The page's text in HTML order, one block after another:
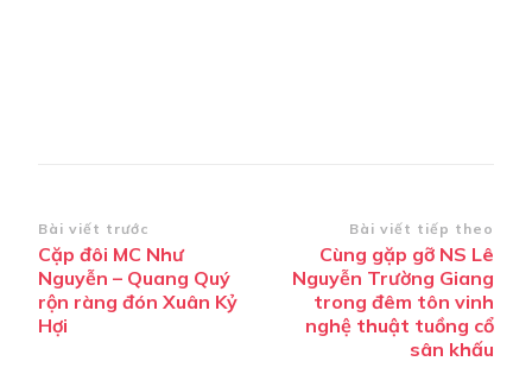
Điều
hướng
bài
viết
Bài viết trước
Cặp đôi MC Như
Nguyễn – Quang Quý
rộn ràng đón Xuân Kỷ
Hợi
Bài viết tiếp theo
Cùng gặp gỡ NS Lê
Nguyễn Trường Giang
trong đêm tôn vinh
nghệ thuật tuồng cổ
sân khấu